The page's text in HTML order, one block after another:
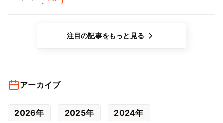
注目の記事をもっと見る
アーカイブ
2026年 2025年 2024年